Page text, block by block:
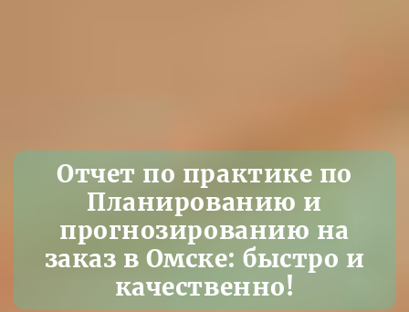
Отчет по практике по
Планированию и
прогнозированию на
заказ в Омске: быстро и
качественно!